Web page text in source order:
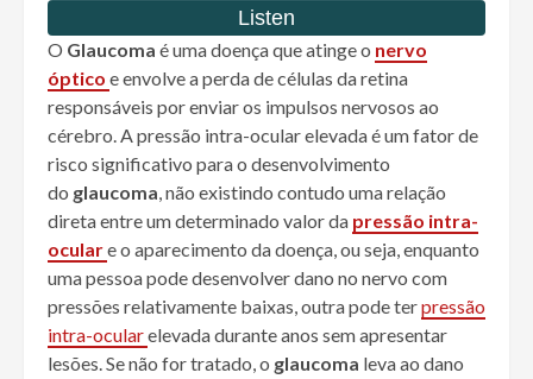
O Glaucoma é uma doença que atinge o nervo
óptico e envolve a perda de células da retina
responsáveis por enviar os impulsos nervosos ao
cérebro. A pressão intra-ocular elevada é um fator de
risco significativo para o desenvolvimento
do glaucoma, não existindo contudo uma relação
direta entre um determinado valor da pressão intra-
oculare o aparecimento da doença, ou seja, enquanto
uma pessoa pode desenvolver dano no nervo com
pressões relativamente baixas, outra pode terpressão
intra-ocularelevada durante anos sem apresentar
lesões. Se não for tratado, o glaucoma leva ao dano